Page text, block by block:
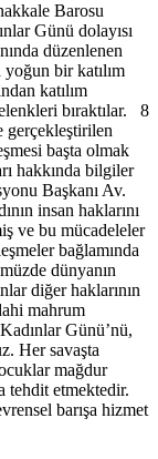
Barosu
Günü dolayısı
düzenlenen
bir katılım
katılım
bıraktılar. 8
gerçekleştirilen
başta olmak
hakkında bilgiler
Başkanı Av.
insan haklarını
ve bu mücadeleler
bağlamında
dünyanın
diğer haklarının
mahrum
Günü’nü,
Her savaşta
mağdur
tehdit etmektedir.
barışa hizmet